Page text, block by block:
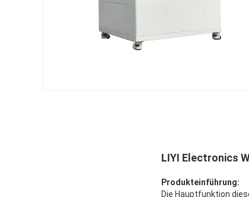
LIYI Electronics
Produkteinführung:
Die Hauptfunktion